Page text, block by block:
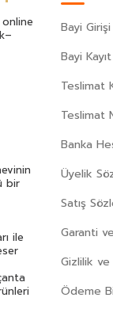
bir
ile
Bayi Girişi
Bayi Kayıt
Teslimat
Teslimat
Banka
Üyelik
Satış
Garanti
Gizlilik
Ödeme